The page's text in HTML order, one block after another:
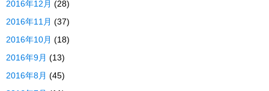
2016年12月 (28)
2016年11月 (37)
2016年10月 (18)
2016年9月 (13)
2016年8月 (45)